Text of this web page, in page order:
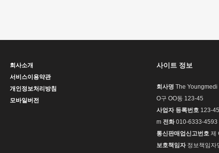
회사소개
서비스이용약관
개인정보처리방침
모바일버전
사이트 정보
회사명 The Youngmedi
O구 OO동 123-45
사업자 등록번호 123-
m 전화010-6333-4593
통신판매업신고번호 제
보호책임자정보책임자